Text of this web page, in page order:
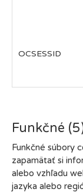
OCSESSID
Funkčné
Funkčné súbory
zapamätať si
alebo vzhľadu
jazyka alebo